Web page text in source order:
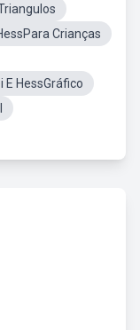
Crianças
E HessGráfico